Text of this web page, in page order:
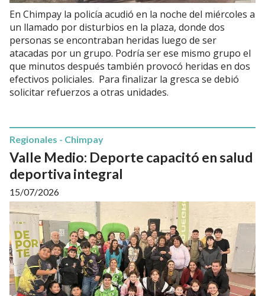
En Chimpay la policía acudió en la noche del miércoles a
un llamado por disturbios en la plaza, donde dos
personas se encontraban heridas luego de ser
atacadas por un grupo. Podría ser ese mismo grupo el
que minutos después también provocó heridas en dos
efectivos policiales. Para finalizar la gresca se debió
solicitar refuerzos a otras unidades.
Valle Medio: Deporte capacitó en salud
deportiva integral
Regionales - Chimpay
15/07/2026